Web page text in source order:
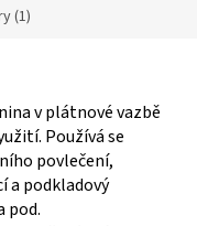
(1)
v plátnové vazbě
Používá se
povlečení,
a podkladový
pod.